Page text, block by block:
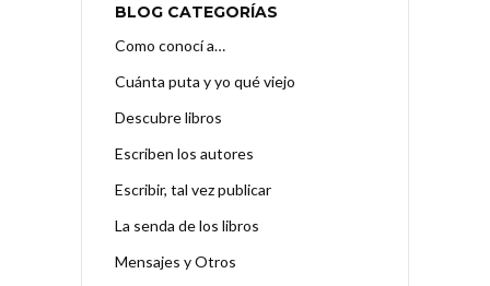
BLOG CATEGORÍAS
Como conocí a…
Cuánta puta y yo qué viejo
Descubre libros
Escriben los autores
Escribir, tal vez publicar
La senda de los libros
Mensajes y Otros